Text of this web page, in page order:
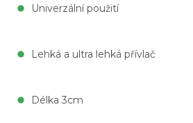
Univerzální použití
Lehká a ultra lehká přívlač
Délka 3cm